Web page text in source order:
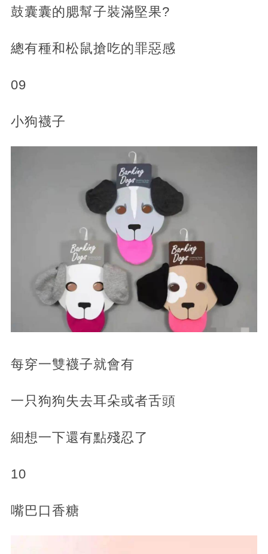
鼓囊囊的腮幫子裝滿堅果?
總有種和松鼠搶吃的罪惡感
09
小狗襪子
每穿一雙襪子就會有
一只狗狗失去耳朵或者舌頭
細想一下還有點殘忍了
10
嘴巴口香糖